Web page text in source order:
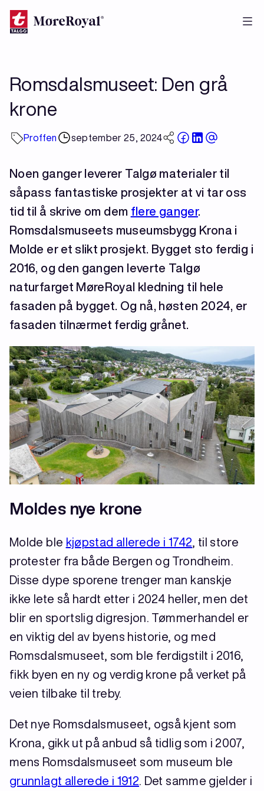
Hopp
Romsdalsmuseet: Den grå
krone
Proffen september 25, 2024
Noen ganger leverer Talgø materialer til
såpass fantastiske prosjekter at vi tar oss
tid til å skrive om dem flere ganger.
Romsdalsmuseets museumsbygg Krona i
Molde er et slikt prosjekt. Bygget sto ferdig i
2016, og den gangen leverte Talgø
naturfarget MøreRoyal kledning til hele
fasaden på bygget. Og nå, høsten 2024, er
fasaden tilnærmet ferdig grånet.
Moldes nye krone
Molde ble kjøpstad allerede i 1742 , til store
protester fra både Bergen og Trondheim.
Disse dype sporene trenger man kanskje
ikke lete så hardt etter i 2024 heller, men det
blir en sportslig digresjon. Tømmerhandel er
en viktig del av byens historie, og med
Romsdalsmuseet, som ble ferdigstilt i 2016,
fikk byen en ny og verdig krone på verket på
veien tilbake til treby.
Det nye Romsdalsmuseet, også kjent som
Krona, gikk ut på anbud så tidlig som i 2007,
mens Romsdalsmuseet som museum ble
grunnlagt allerede i 1912 . Det samme gjelder i